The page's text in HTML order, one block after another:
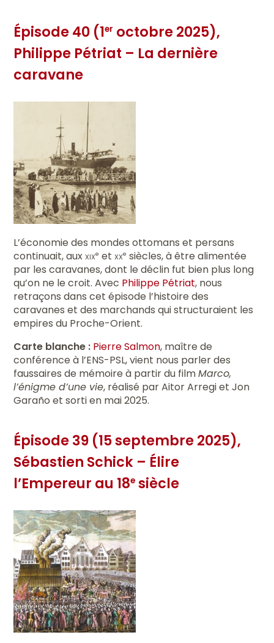
Épisode 40 (1er octobre 2025),
Philippe Pétriat – La dernière
caravane
L’économie des mondes ottomans et persans
continuait, auxxixe etxxe siècles, à être alimentée
par les caravanes, dont le déclin fut bien plus long
qu’on ne le croit. Avec Philippe Pétriat, nous
retraçons dans cet épisode l’histoire des
caravanes et des marchands qui structuraient les
empires du Proche-Orient.
Carte blanche : Pierre Salmon, maître de
conférence à l’ENS-PSL, vient nous parler des
faussaires de mémoire à partir du filmMarco,
l’énigme d’une vie, réalisé par Aitor Arregi et Jon
Garaño et sorti en mai 2025.
Épisode 39 (15 septembre 2025),
Sébastien Schick – Élire
l’Empereur au 18e siècle